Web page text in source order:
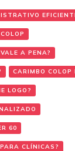
A PENA?
CARIMBO COLOP
LOGO?
60
CLÍNICAS?